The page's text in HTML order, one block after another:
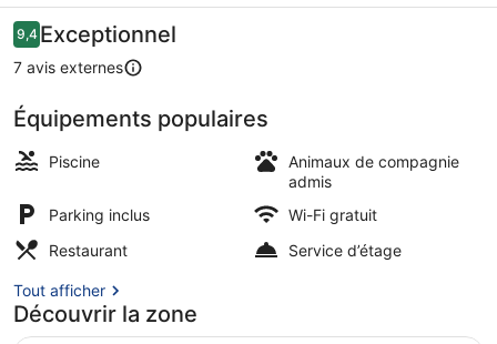
Front
Lake
View
Piscine extérieure
Avis
voyageurs
9,49,4 sur 10
Exceptionnel
7 avis externes
Équipements populaires
Piscine
Animaux de compagnie
admis
Parking inclus
Wi-Fi gratuit
Restaurant
Service d’étage
Tout afficher
Découvrir la zone